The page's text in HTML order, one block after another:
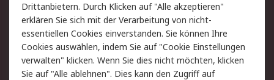
Rechtliches
AGB
Datenschutz
Cookie-Richtlinie
Zahlungsbedingungen
Copyright/Impressum
Drittanbietern. Durch Klicken auf "Alle akzeptieren"
erklären Sie sich mit der Verarbeitung von nicht-
essentiellen Cookies einverstanden. Sie können Ihre
Cookies auswählen, indem Sie auf "Cookie Einstellungen
verwalten" klicken. Wenn Sie dies nicht möchten, klicken
Sie auf "Alle ablehnen". Dies kann den Zugriff auf